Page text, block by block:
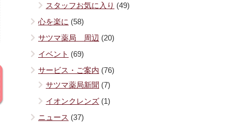
スタッフお気に入り (49)
心を楽に (58)
サツマ薬局 周辺 (20)
イベント (69)
サービス・ご案内 (76)
サツマ薬局新聞 (7)
イオンクレンズ (1)
ニュース (37)